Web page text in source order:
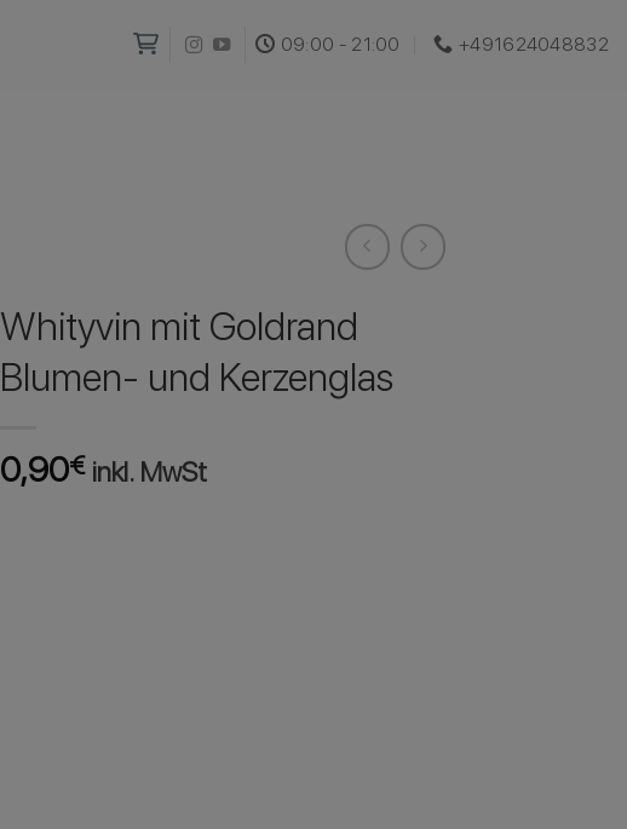
09:00 - 21:00 +491624048832‬
Whityvin mit Goldrand
Blumen- und Kerzenglas
0,90€ inkl. MwSt